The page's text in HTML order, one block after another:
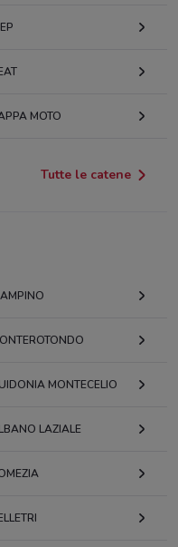
MOTO
Tutte le catene
MONTECELIO
LAZIALE